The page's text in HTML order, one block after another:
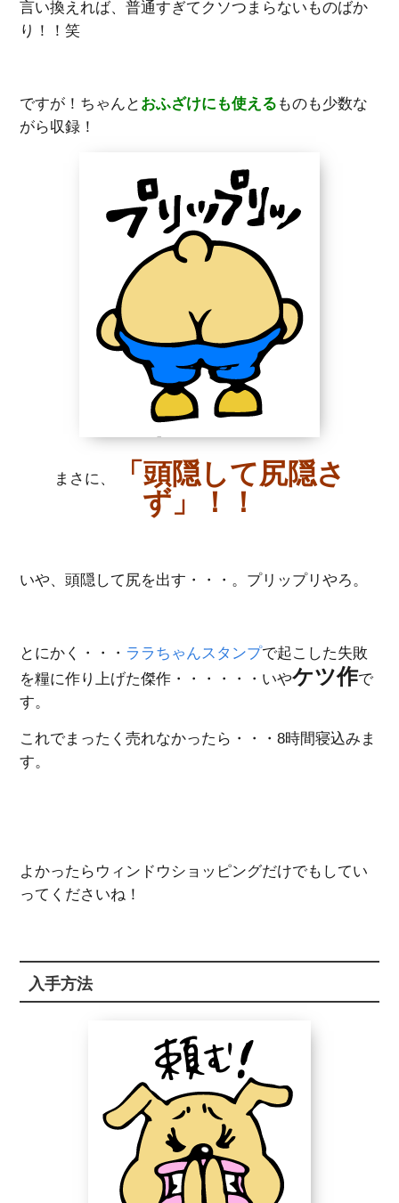
言い換えれば、普通すぎてクソつまらないものばか
り！！笑
ですが！ちゃんと おふざけにも使える ものも少数な
がら収録！
まさに、
「頭隠して尻隠さ
ず」！！
いや、頭隠して尻を出す・・・。プリップリやろ。
とにかく・・・ ララちゃんスタンプで起こした失敗
を糧に作り上げた傑作・・・・・・いやケツ作で
す。
これでまったく売れなかったら・・・8時間寝込みま
す。
よかったらウィンドウショッピングだけでもしてい
ってくださいね！
入手方法